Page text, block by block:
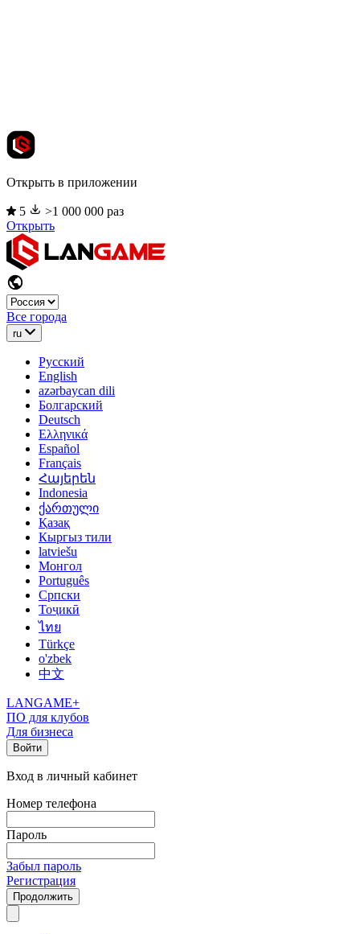
Открыть в приложении
5
>1 000 000 раз
Открыть
Все города
ru
Русский
English
azərbaycan dili
Болгарский
Deutsch
Ελληνικά
Español
Français
Հայերեն
Indonesia
ქართული
Қазақ
Кыргыз тили
latviešu
Монгол
Português
Српски
Тоҷикӣ
ไทย
Türkçe
o'zbek
中文
LANGAME+
ПО для клубов
Для бизнеса
Войти
Вход в личный кабинет
Номер телефона
Пароль
Забыл пароль
Регистрация
Продолжить